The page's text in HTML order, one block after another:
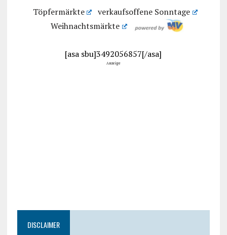
Töpfermärkte
verkaufsoffene Sonntage
Weihnachtsmärkte
[asa sbu]3492056857[/asa]
Anzeige
DISCLAIMER